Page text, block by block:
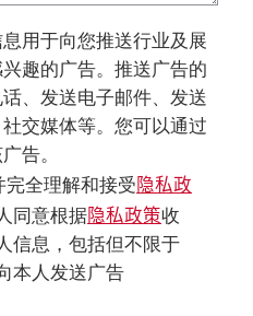
用于向您推送行业及展
趣的广告。推送广告的
、发送电子邮件、发送
交媒体等。您可以通过
告。
全理解和接受隐私政
同意根据隐私政策收
信息，包括但不限于
本人发送广告